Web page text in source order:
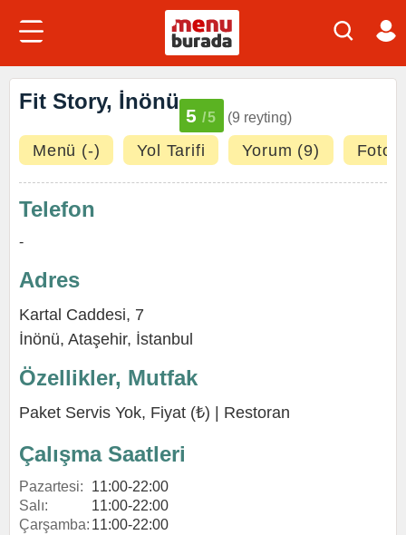
Fit Story, İnönü
5 /5 (9 reyting)
Menü (-) Yol Tarifi Yorum (9)
Telefon
-
Adres
Kartal Caddesi, 7
İnönü, Ataşehir, İstanbul
Özellikler, Mutfak
Paket Servis Yok, Fiyat (₺) | Restoran
Çalışma Saatleri
Pazartesi:
11:00-22:00
Salı:
11:00-22:00
Çarşamba: 11:00-22:00